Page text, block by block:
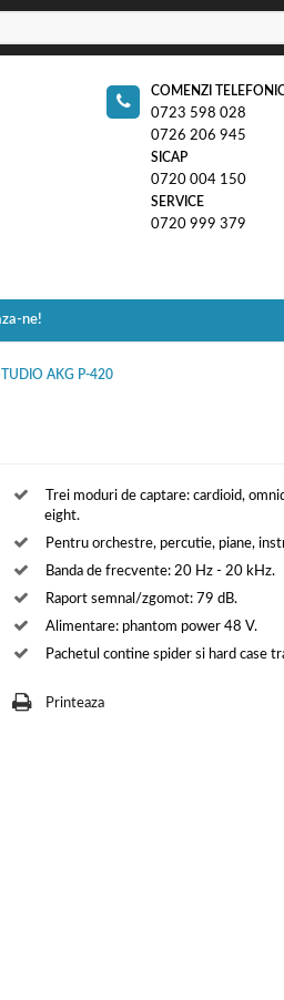
COMENZI
0723 598 028
0726 206 945
SICAP
0720 004 150
SERVICE
0720 999 379
ne!
AKG P-420
Trei moduri de captare: cardioid,
eight.
Pentru orchestre, percutie, piane,
Banda de frecvente: 20 Hz - 20 kHz.
Raport semnal/zgomot: 79 dB.
Alimentare: phantom power 48 V.
Pachetul contine spider si hard case
Printeaza